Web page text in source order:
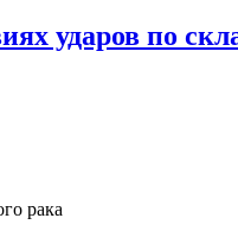
ударов по
рака